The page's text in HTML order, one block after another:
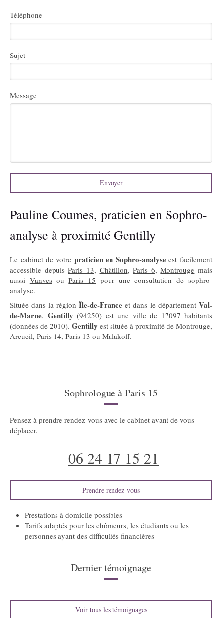
Téléphone
Sujet
Message
Envoyer
Pauline Coumes, praticien en Sophro-
analyse à proximité Gentilly
Le cabinet de votre praticien en Sophro-analyseest facilement
accessible depuisParis 13, Châtillon,Paris 6,Montrouge mais
aussi Vanves ouParis 15 pour une consultation de sophro-
analyse.
Située dans la région Île-de-Franceet dans le départementVal-
de-Marne, Gentilly (94250) est une ville de 17097 habitants
(données de 2010). Gentilly est située à proximité de Montrouge,
Arcueil, Paris 14, Paris 13 ou Malakoff.
Sophrologue à Paris 15
Pensez à prendre rendez-vous avec le cabinet avant de vous
déplacer.
06 24 17 15 21
Prendre rendez-vous
Prestations à domicile possibles
Tarifs adaptés pour les chômeurs, les étudiants ou les
personnes ayant des difficultés financières
Dernier témoignage
Voir tous les témoignages